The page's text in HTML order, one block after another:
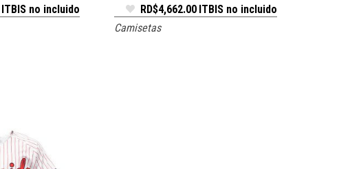
ITBIS no incluido
RD$4,662.00 ITBIS no incluido
Camisetas